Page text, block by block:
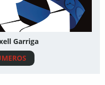
Garriga